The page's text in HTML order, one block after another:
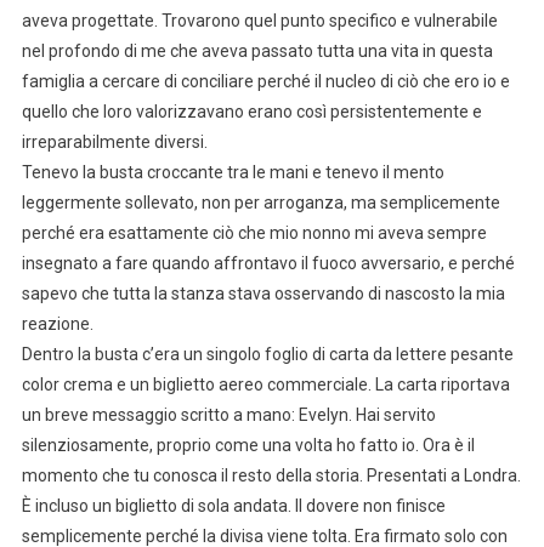
aveva progettate. Trovarono quel punto specifico e vulnerabile
nel profondo di me che aveva passato tutta una vita in questa
famiglia a cercare di conciliare perché il nucleo di ciò che ero io e
quello che loro valorizzavano erano così persistentemente e
irreparabilmente diversi.
Tenevo la busta croccante tra le mani e tenevo il mento
leggermente sollevato, non per arroganza, ma semplicemente
perché era esattamente ciò che mio nonno mi aveva sempre
insegnato a fare quando affrontavo il fuoco avversario, e perché
sapevo che tutta la stanza stava osservando di nascosto la mia
reazione.
Dentro la busta c’era un singolo foglio di carta da lettere pesante
color crema e un biglietto aereo commerciale. La carta riportava
un breve messaggio scritto a mano: Evelyn. Hai servito
silenziosamente, proprio come una volta ho fatto io. Ora è il
momento che tu conosca il resto della storia. Presentati a Londra.
È incluso un biglietto di sola andata. Il dovere non finisce
semplicemente perché la divisa viene tolta. Era firmato solo con